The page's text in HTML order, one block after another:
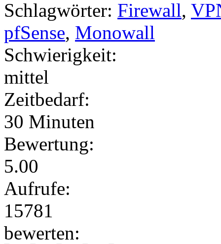
Schlagwörter: Firewall,
pfSense, Monowall
Schwierigkeit:
mittel
Zeitbedarf:
30 Minuten
Bewertung:
5.00
Aufrufe:
15781
bewerten: